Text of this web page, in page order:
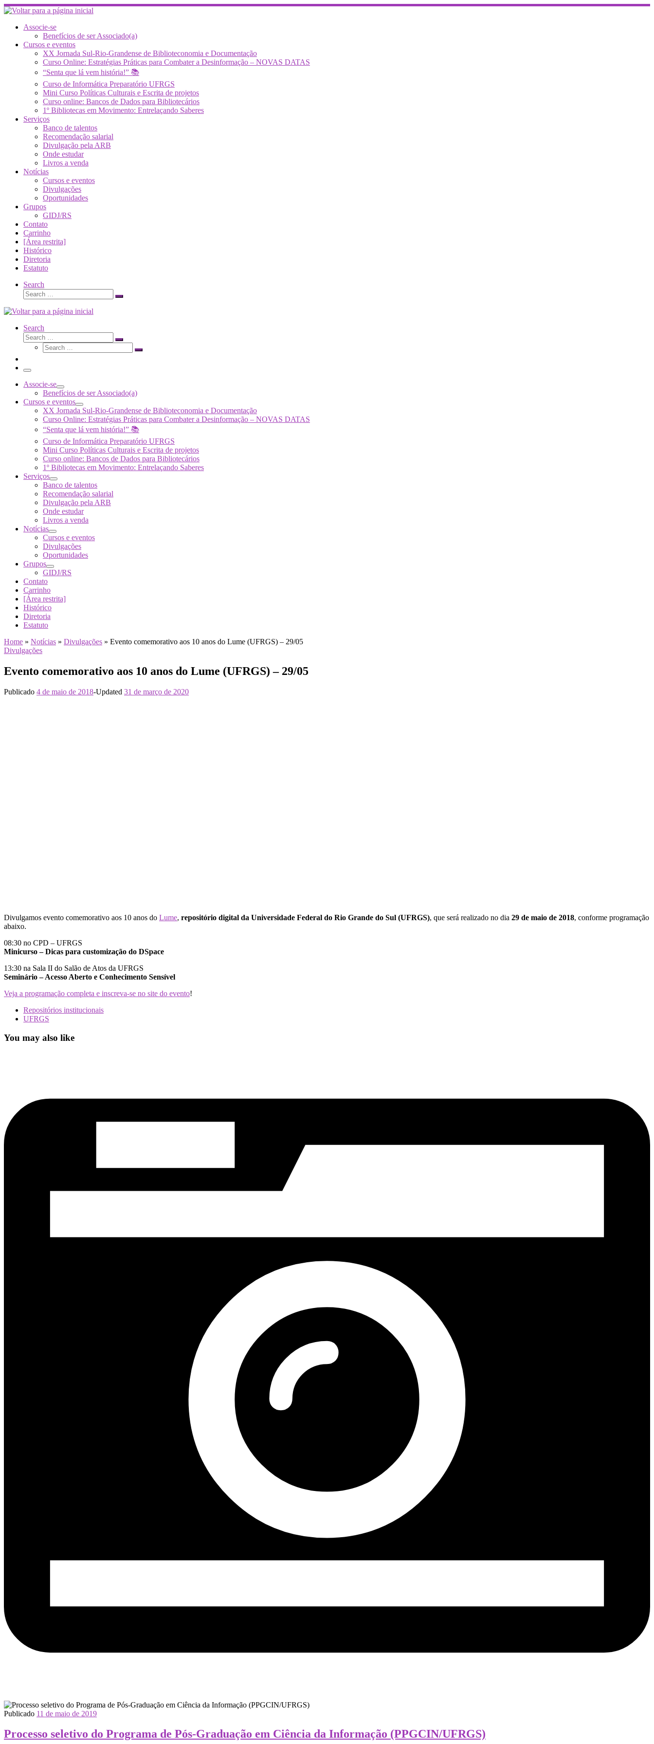
Skip
to
contentAssocie-se
Benefícios de ser Associado(a)
Cursos e eventos
XX Jornada Sul-Rio-Grandense de Biblioteconomia e Documentação
Curso Online: Estratégias Práticas para Combater a Desinformação – NOVAS DATAS
“Senta que lá vem história!” 📚
Curso de Informática Preparatório UFRGS
Mini Curso Políticas Culturais e Escrita de projetos
Curso online: Bancos de Dados para Bibliotecários
1º Bibliotecas em Movimento: Entrelaçando Saberes
Serviços
Banco de talentos
Recomendação salarial
Divulgação pela ARB
Onde estudar
Livros a venda
Notícias
Cursos e eventos
Divulgações
Oportunidades
Grupos
GIDJ/RS
Contato
Carrinho
[Área restrita]
Histórico
Diretoria
Estatuto
Search
Search
Search
Search
Search
Search
Search
Search
Menu
Associe-se
Benefícios de ser Associado(a)
Cursos e eventos
XX Jornada Sul-Rio-Grandense de Biblioteconomia e Documentação
Curso Online: Estratégias Práticas para Combater a Desinformação – NOVAS DATAS
“Senta que lá vem história!” 📚
Curso de Informática Preparatório UFRGS
Mini Curso Políticas Culturais e Escrita de projetos
Curso online: Bancos de Dados para Bibliotecários
1º Bibliotecas em Movimento: Entrelaçando Saberes
Serviços
Banco de talentos
Recomendação salarial
Divulgação pela ARB
Onde estudar
Livros a venda
Notícias
Cursos e eventos
Divulgações
Oportunidades
Grupos
GIDJ/RS
Contato
Carrinho
[Área restrita]
Histórico
Diretoria
Estatuto
Home » Notícias » Divulgações » Evento comemorativo aos 10 anos do Lume (UFRGS) – 29/05
Divulgações
Evento comemorativo aos 10 anos do Lume (UFRGS) – 29/05
Publicado 4 de maio de 2018-Updated 31 de março de 2020
Divulgamos evento comemorativo aos 10 anos do Lume, repositório digital da Universidade Federal do Rio Grande do Sul (UFRGS), que será realizado no dia 29 de maio de 2018, conforme programação
abaixo.
08:30 no CPD – UFRGS
Minicurso – Dicas para customização do DSpace
13:30 na Sala II do Salão de Atos da UFRGS
Seminário – Acesso Aberto e Conhecimento Sensível
Veja a programação completa e inscreva-se no site do evento!
Repositórios institucionais
UFRGS
You may also like
Publicado 11 de maio de 2019
Processo seletivo do Programa de Pós-Graduação em Ciência da Informação (PPGCIN/UFRGS)